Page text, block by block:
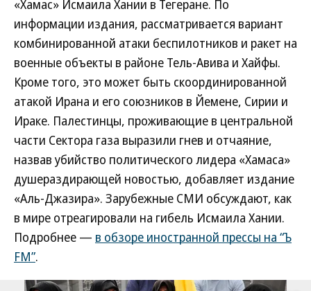
«Хамас» Исмаила Хании в Тегеране. По
информации издания, рассматривается вариант
комбинированной атаки беспилотников и ракет на
военные объекты в районе Тель-Авива и Хайфы.
Кроме того, это может быть скоординированной
атакой Ирана и его союзников в Йемене, Сирии и
Ираке. Палестинцы, проживающие в центральной
части Сектора газа выразили гнев и отчаяние,
назвав убийство политического лидера «Хамаса»
душераздирающей новостью, добавляет издание
«Аль-Джазира». Зарубежные СМИ обсуждают, как
в мире отреагировали на гибель Исмаила Хании.
Подробнее — в обзоре иностранной прессы на “Ъ
FM”.